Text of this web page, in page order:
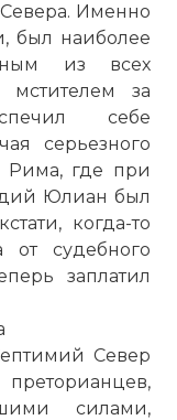
Именно
был наиболее
из всех
мстителем за
себе
серьезного
Рима, где при
Юлиан был
когда-то
судебного
заплатил
Север
силами,